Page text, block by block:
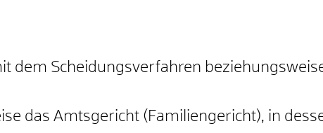
dem Scheidungsverfahren
das Amtsgericht (Familiengericht), in